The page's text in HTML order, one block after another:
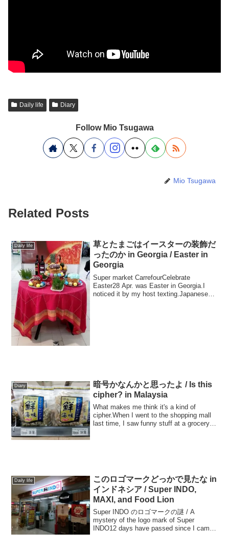
Daily life Diary
Follow Mio Tsugawa
Mio Tsugawa
Related Posts
Daily life
草とたまごはイースターの装飾だ
ったのか in Georgia / Easter in
Georgia
Super market CarrefourCelebrate
Easter28 Apr. was Easter in Georgia.I
noticed it by my host texting.Japanese
Diary
暗号かなんかと思ったよ / Is this
cipher? in Malaysia
What makes me think it's a kind of
cipher.When I went to the shopping mall
last time, I saw funny stuff at a grocery
Daily life
このロゴマークどっかで見たな in
インドネシア / Super INDO,
MAXI, and Food Lion
Super INDO のロゴマークの謎 / A
mystery of the logo mark of Super
INDO12 days have passed since I came